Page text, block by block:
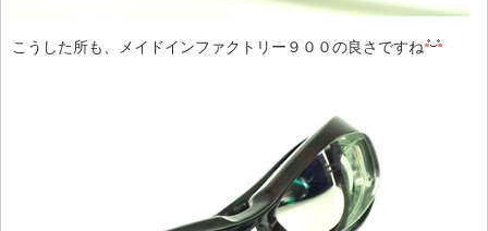
こうした所も、メイドインファクトリー９００の良さですね